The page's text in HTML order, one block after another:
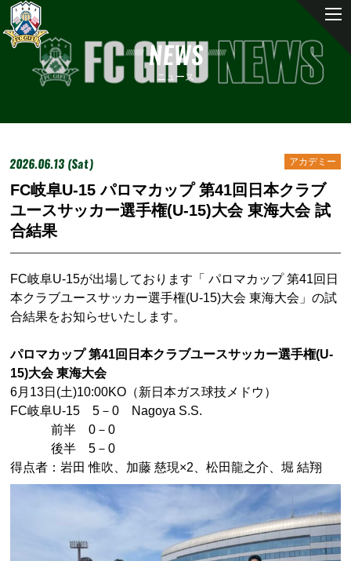
NEWS
ニュース
2026.06.13 (Sat) アカデミー
FC岐阜U-15 パロマカップ 第41回日本クラブ
ユースサッカー選手権(U-15)大会 東海大会 試
合結果
FC岐阜U-15が出場しております「 パロマカップ 第41回日
本クラブユースサッカー選手権(U-15)大会 東海大会」の試
合結果をお知らせいたします。
パロマカップ 第41回日本クラブユースサッカー選手権(U-
15)大会 東海大会
6月13日(土)10:00KO（新日本ガス球技メドウ）
FC岐阜U-15 5－0 Nagoya S.S.
前半 0－0
後半 5－0
得点者：岩田 惟吹、加藤 慈現×2、松田龍之介、堀 結翔